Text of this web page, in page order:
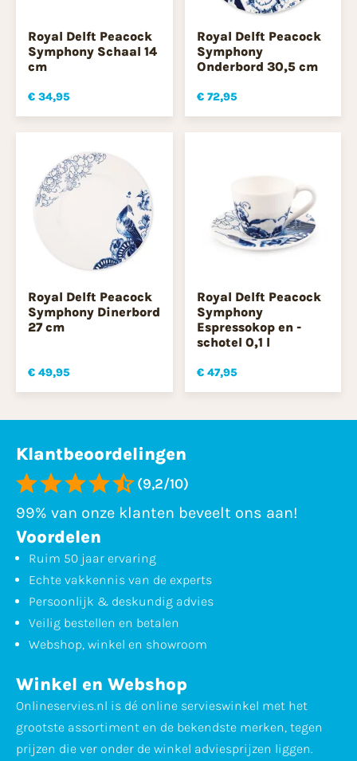
Royal Delft Peacock
Symphony Schaal 14
cm
€ 34,95
Royal Delft Peacock
Symphony
Onderbord 30,5 cm
€ 72,95
Royal Delft Peacock
Symphony Dinerbord
27 cm
€ 49,95
Royal Delft Peacock
Symphony
Espressokop en -
schotel 0,1 l
€ 47,95
Klantbeoordelingen
(9,2/10)
99% van onze klanten beveelt ons aan!
Voordelen
Ruim 50 jaar ervaring
Echte vakkennis van de experts
Persoonlijk & deskundig advies
Veilig bestellen en betalen
Webshop, winkel en showroom
Winkel en Webshop
Onlineservies.nl is dé online servieswinkel met het
grootste assortiment en de bekendste merken, tegen
prijzen die ver onder de winkel adviesprijzen liggen.